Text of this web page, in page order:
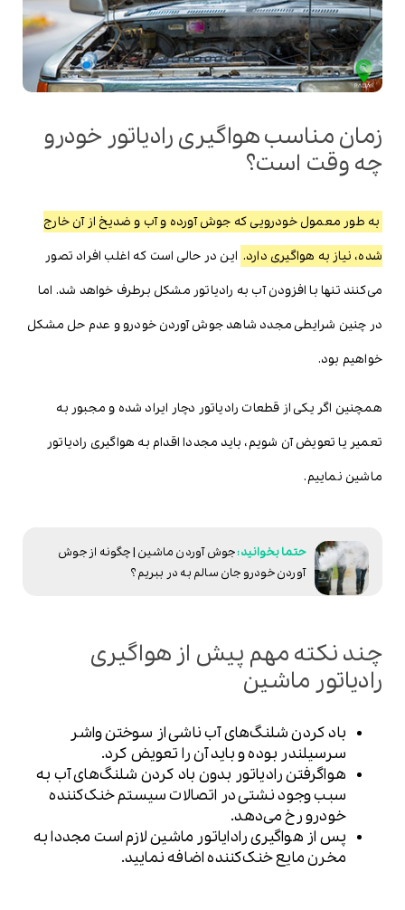
زمان مناسب هواگیری رادیاتور خودرو
چه وقت است؟
به طور معمول خودرویی که جوش آورده و آب و ضدیخ از آن خارج
شده، نیاز به هواگیری دارد. این در حالی است که اغلب افراد تصور
می‌کنند تنها با افزودن آب به رادیاتور مشکل برطرف خواهد شد. اما
در چنین شرایطی مجدد شاهد جوش آوردن خودرو و عدم حل مشکل
خواهیم بود.
همچنین اگر یکی از قطعات رادیاتور دچار ایراد شده و مجبور به
تعمیر یا تعویض آن شویم، باید مجددا اقدام به هواگیری رادیاتور
ماشین نماییم.
جوش آوردن ماشین | چگونه از جوش
آوردن خودرو جان سالم به در ببریم؟
چند نکته مهم پیش از هواگیری
رادیاتور ماشین
باد کردن شلنگ‌های آب ناشی از سوختن واشر
سرسیلندر بوده و باید آن را تعویض کرد.
هواگرفتن رادیاتور بدون باد کردن شلنگ‌های آب به
سبب وجود نشتی در اتصالات سیستم خنک‌کننده
خودرو رخ می‌دهد.
پس از هواگیری رادایاتور ماشین لازم است مجددا به
مخرن مایع خنک‌کننده اضافه نمایید.